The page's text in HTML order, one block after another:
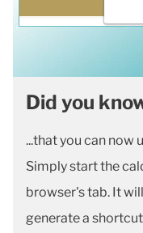
Did you
...that you can now
Simply start the
browser's tab. It
generate a